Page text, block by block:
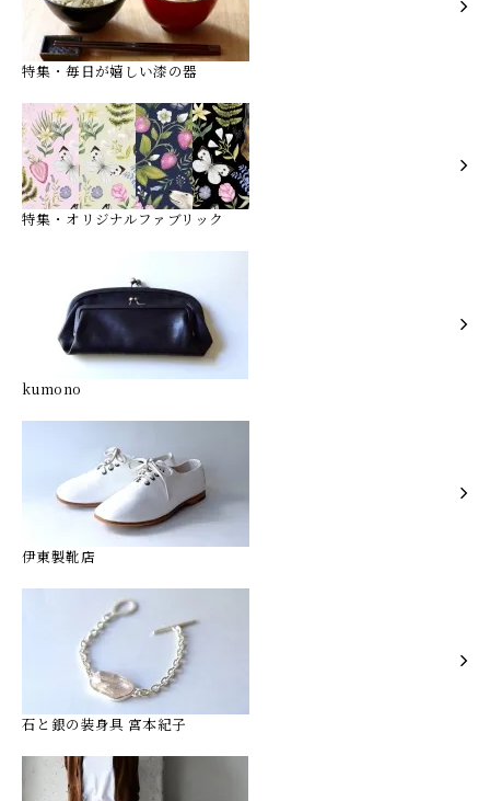
特集・毎日が嬉しい漆の器
特集・オリジナルファブリック
kumono
伊東製靴店
石と銀の装身具 宮本紀子